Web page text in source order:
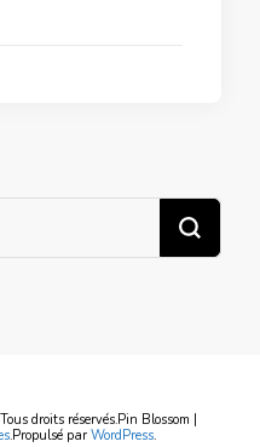
droits réservés.Pin Blossom |
.Propulsé par WordPress.